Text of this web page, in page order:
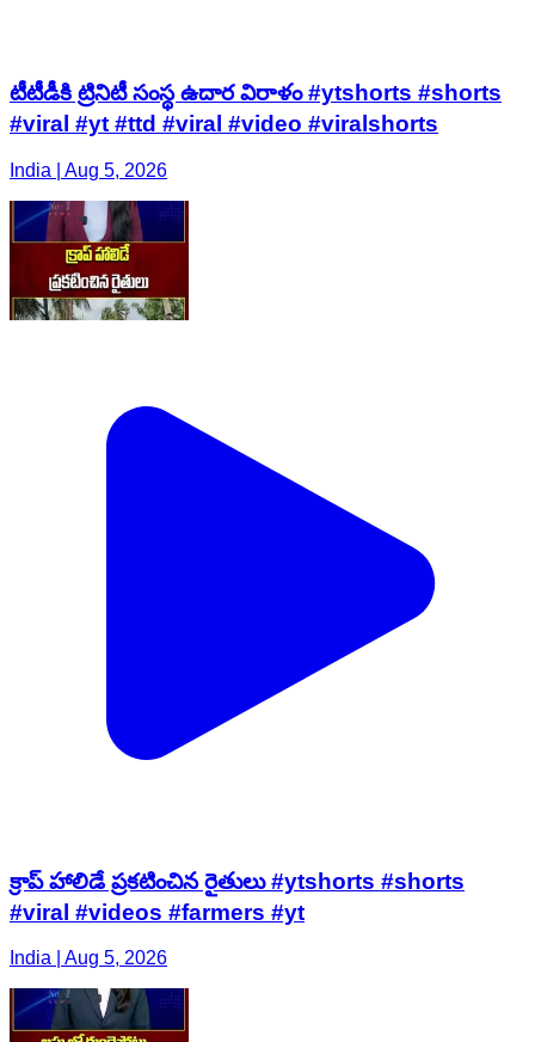
టీటీడీకి ట్రినిటీ సంస్థ ఉదార విరాళం #ytshorts #shorts
#viral #yt #ttd #viral #video #viralshorts
India | Aug 5, 2026
క్రాప్ హాలిడే ప్రకటించిన రైతులు #ytshorts #shorts
#viral #videos #farmers #yt
India | Aug 5, 2026